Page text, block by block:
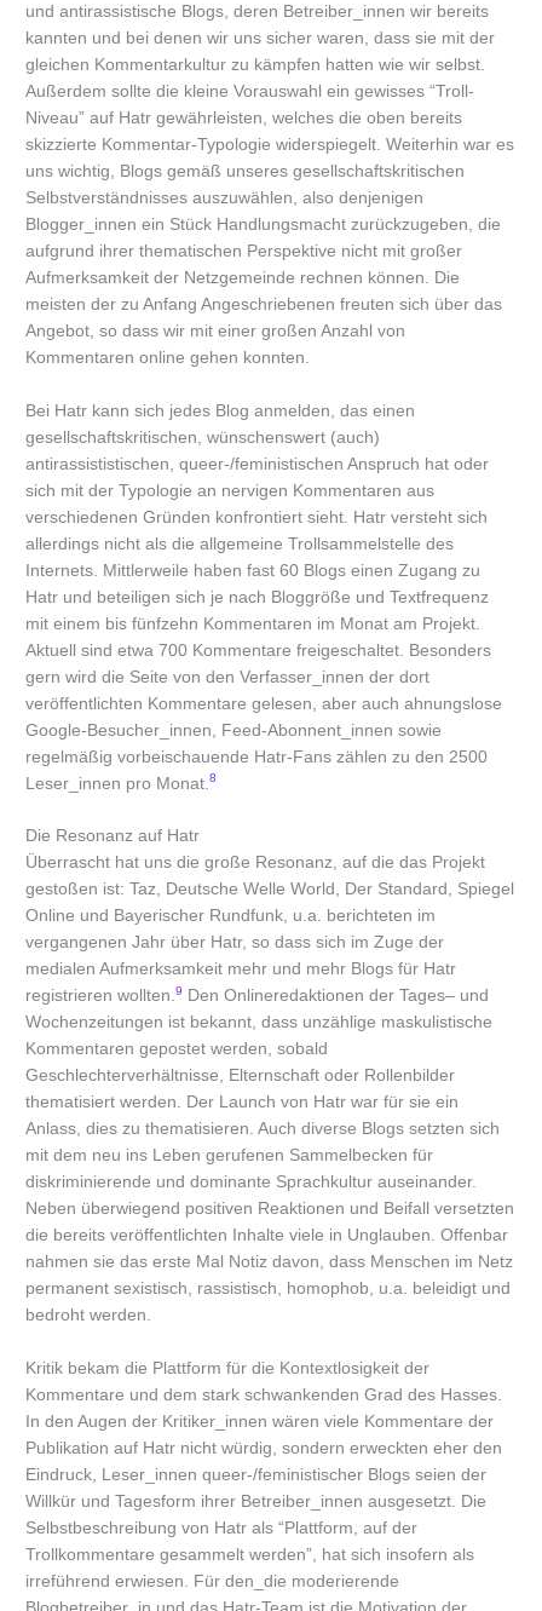
und antirassistische Blogs, deren Betreiber_innen wir bereits
kannten und bei denen wir uns sicher waren, dass sie mit der
gleichen Kommentarkultur zu kämpfen hatten wie wir selbst.
Außerdem sollte die kleine Vorauswahl ein gewisses “Troll-
Niveau” auf Hatr gewährleisten, welches die oben bereits
skizzierte Kommentar-Typologie widerspiegelt. Weiterhin war es
uns wichtig, Blogs gemäß unseres gesellschaftskritischen
Selbstverständnisses auszuwählen, also denjenigen
Blogger_innen ein Stück Handlungsmacht zurückzugeben, die
aufgrund ihrer thematischen Perspektive nicht mit großer
Aufmerksamkeit der Netzgemeinde rechnen können. Die
meisten der zu Anfang Angeschriebenen freuten sich über das
Angebot, so dass wir mit einer großen Anzahl von
Kommentaren online gehen konnten.
Bei Hatr kann sich jedes Blog anmelden, das einen
gesellschaftskritischen, wünschenswert (auch)
antirassististischen, queer-/feministischen Anspruch hat oder
sich mit der Typologie an nervigen Kommentaren aus
verschiedenen Gründen konfrontiert sieht. Hatr versteht sich
allerdings nicht als die allgemeine Trollsammelstelle des
Internets. Mittlerweile haben fast 60 Blogs einen Zugang zu
Hatr und beteiligen sich je nach Bloggröße und Textfrequenz
mit einem bis fünfzehn Kommentaren im Monat am Projekt.
Aktuell sind etwa 700 Kommentare freigeschaltet. Besonders
gern wird die Seite von den Verfasser_innen der dort
veröffentlichten Kommentare gelesen, aber auch ahnungslose
Google-Besucher_innen, Feed-Abonnent_innen sowie
regelmäßig vorbeischauende Hatr-Fans zählen zu den 2500
Leser_innen pro Monat.8
Die Resonanz auf Hatr
Überrascht hat uns die große Resonanz, auf die das Projekt
gestoßen ist: Taz, Deutsche Welle World, Der Standard, Spiegel
Online und Bayerischer Rundfunk, u.a. berichteten im
vergangenen Jahr über Hatr, so dass sich im Zuge der
medialen Aufmerksamkeit mehr und mehr Blogs für Hatr
registrieren wollten.9
Den Onlineredaktionen der Tages– und
Wochenzeitungen ist bekannt, dass unzählige maskulistische
Kommentaren gepostet werden, sobald
Geschlechterverhältnisse, Elternschaft oder Rollenbilder
thematisiert werden. Der Launch von Hatr war für sie ein
Anlass, dies zu thematisieren. Auch diverse Blogs setzten sich
mit dem neu ins Leben gerufenen Sammelbecken für
diskriminierende und dominante Sprachkultur auseinander.
Neben überwiegend positiven Reaktionen und Beifall versetzten
die bereits veröffentlichten Inhalte viele in Unglauben. Offenbar
nahmen sie das erste Mal Notiz davon, dass Menschen im Netz
permanent sexistisch, rassistisch, homophob, u.a. beleidigt und
bedroht werden.
Kritik bekam die Plattform für die Kontextlosigkeit der
Kommentare und dem stark schwankenden Grad des Hasses.
In den Augen der Kritiker_innen wären viele Kommentare der
Publikation auf Hatr nicht würdig, sondern erweckten eher den
Eindruck, Leser_innen queer-/feministischer Blogs seien der
Willkür und Tagesform ihrer Betreiber_innen ausgesetzt. Die
Selbstbeschreibung von Hatr als “Plattform, auf der
Trollkommentare gesammelt werden”, hat sich insofern als
irreführend erwiesen. Für den_die moderierende